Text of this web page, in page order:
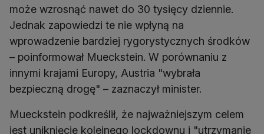
może wzrosnąć nawet do 30 tysięcy dziennie.
Jednak zapowiedzi te nie wpłyną na
wprowadzenie bardziej rygorystycznych środków
– poinformował Mueckstein. W porównaniu z
innymi krajami Europy, Austria "wybrała
bezpieczną drogę" – zaznaczył minister.
Mueckstein podkreślił, że najważniejszym celem
jest uniknięcie kolejnego lockdownu i "utrzymanie